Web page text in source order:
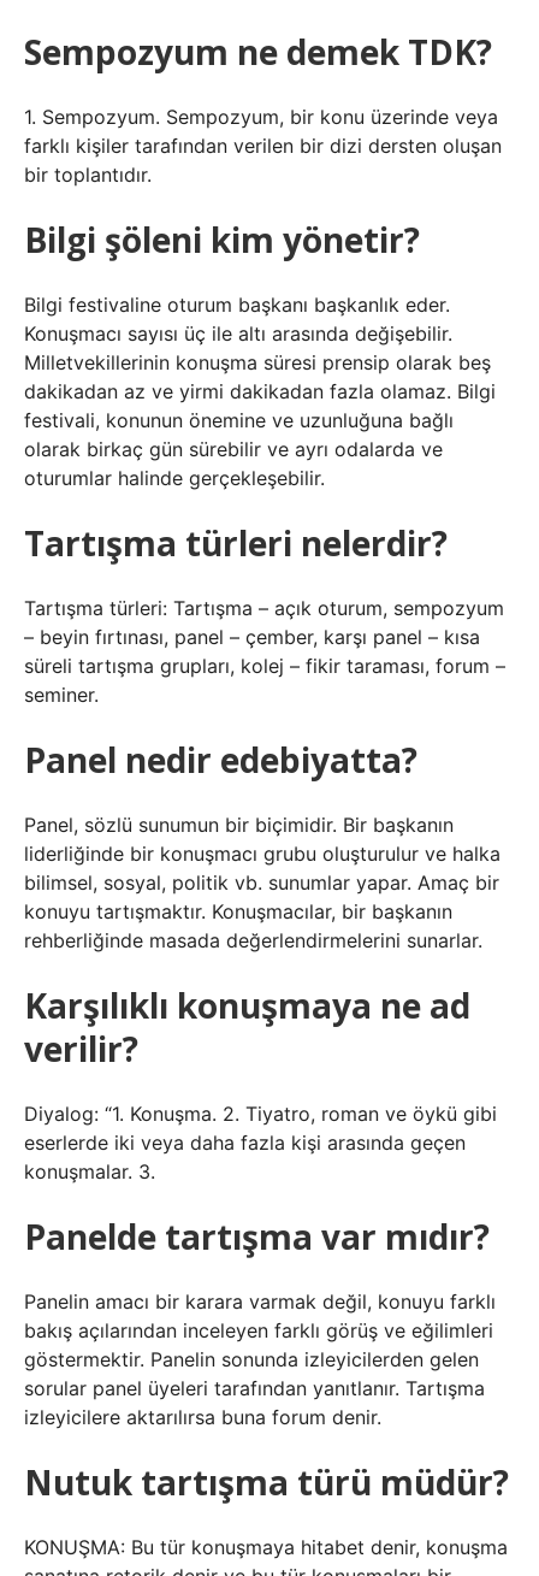
Sempozyum ne demek TDK?
1. Sempozyum. Sempozyum, bir konu üzerinde veya
farklı kişiler tarafından verilen bir dizi dersten oluşan
bir toplantıdır.
Bilgi şöleni kim yönetir?
Bilgi festivaline oturum başkanı başkanlık eder.
Konuşmacı sayısı üç ile altı arasında değişebilir.
Milletvekillerinin konuşma süresi prensip olarak beş
dakikadan az ve yirmi dakikadan fazla olamaz. Bilgi
festivali, konunun önemine ve uzunluğuna bağlı
olarak birkaç gün sürebilir ve ayrı odalarda ve
oturumlar halinde gerçekleşebilir.
Tartışma türleri nelerdir?
Tartışma türleri: Tartışma – açık oturum, sempozyum
– beyin fırtınası, panel – çember, karşı panel – kısa
süreli tartışma grupları, kolej – fikir taraması, forum –
seminer.
Panel nedir edebiyatta?
Panel, sözlü sunumun bir biçimidir. Bir başkanın
liderliğinde bir konuşmacı grubu oluşturulur ve halka
bilimsel, sosyal, politik vb. sunumlar yapar. Amaç bir
konuyu tartışmaktır. Konuşmacılar, bir başkanın
rehberliğinde masada değerlendirmelerini sunarlar.
Karşılıklı konuşmaya ne ad
verilir?
Diyalog: “1. Konuşma. 2. Tiyatro, roman ve öykü gibi
eserlerde iki veya daha fazla kişi arasında geçen
konuşmalar. 3.
Panelde tartışma var mıdır?
Panelin amacı bir karara varmak değil, konuyu farklı
bakış açılarından inceleyen farklı görüş ve eğilimleri
göstermektir. Panelin sonunda izleyicilerden gelen
sorular panel üyeleri tarafından yanıtlanır. Tartışma
izleyicilere aktarılırsa buna forum denir.
Nutuk tartışma türü müdür?
KONUŞMA: Bu tür konuşmaya hitabet denir, konuşma